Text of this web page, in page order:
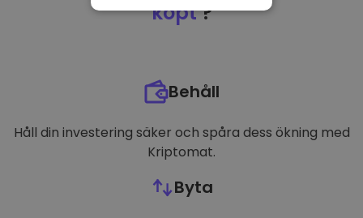
köpt?
Behåll
Håll din investering säker och spåra dess ökning med
Kriptomat.
Byta
PRESTANDA
FUNKTIONER